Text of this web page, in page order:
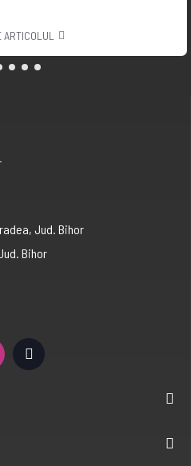
ARTICOLUL
Jud. Bihor
Bihor